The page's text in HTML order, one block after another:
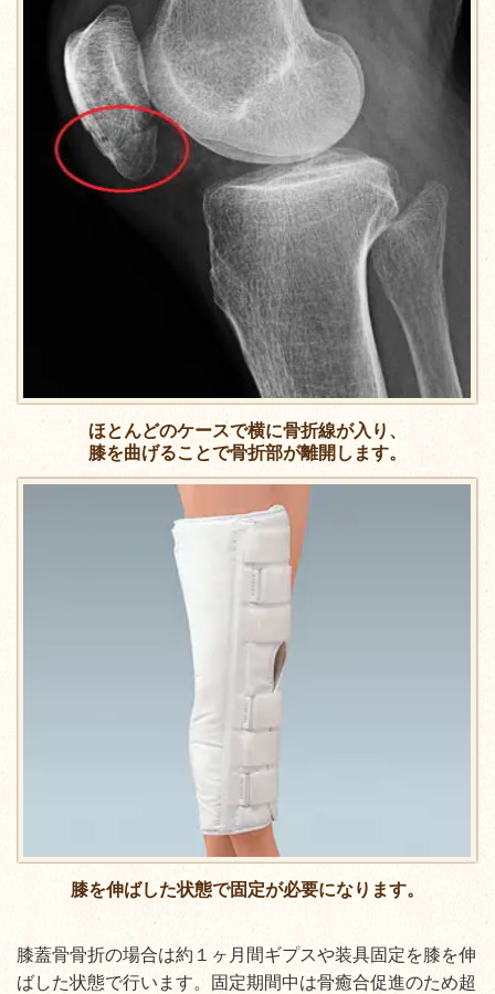
ほとんどのケースで横に骨折線が入り、
膝を曲げることで骨折部が離開します。
膝を伸ばした状態で固定が必要になります。
膝蓋骨骨折の場合は約１ヶ月間ギプスや装具固定を膝を伸
ばした状態で行います。固定期間中は骨癒合促進のため超